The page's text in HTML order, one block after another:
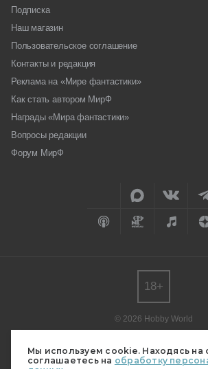
Мы используем cookie. Находясь на
соглашаетесь на обработку
Подписка
Наш магазин
Пользовательское соглашение
Контакты и редакция
Реклама на «Мире фантастики»
Как стать автором МирФ
Награды «Мира фантастики»
Вопросы редакции
Форум МирФ
© 2026 Hobby World
редакции.
Мнение авторов может не совпадать с
18+